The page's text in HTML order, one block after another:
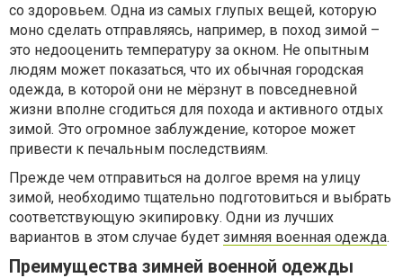
со здоровьем. Одна из самых глупых вещей, которую
моно сделать отправляясь, например, в поход зимой –
это недооценить температуру за окном. Не опытным
людям может показаться, что их обычная городская
одежда, в которой они не мёрзнут в повседневной
жизни вполне сгодиться для похода и активного отдых
зимой. Это огромное заблуждение, которое может
привести к печальным последствиям.
Прежде чем отправиться на долгое время на улицу
зимой, необходимо тщательно подготовиться и выбрать
соответствующую экипировку. Одни из лучших
вариантов в этом случае будет зимняя военная одежда.
Преимущества зимней военной одежды